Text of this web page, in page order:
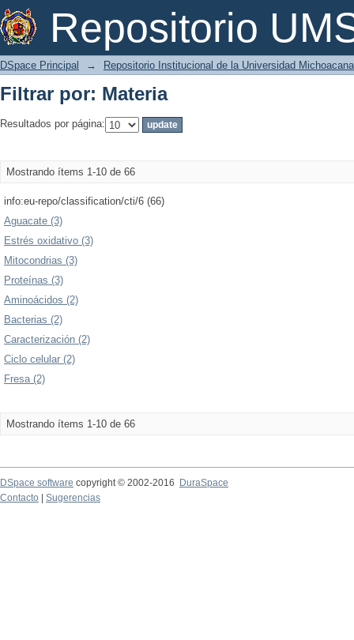
Repositorio
Filtrar por: Materia
DSpace Principal → Repositorio Institucional de la Universidad
Filtrar por: Materia
Resultados por página:
Mostrando ítems 1-10 de 66
info:eu-repo/classification/cti/6 (66)
Aguacate (3)
Estrés oxidativo (3)
Mitocondrias (3)
Proteínas (3)
Aminoácidos (2)
Bacterias (2)
Caracterización (2)
Ciclo celular (2)
Fresa (2)
Mostrando ítems 1-10 de 66
DSpace software copyright © 2002-2016
DuraSpace
Contacto
Sugerencias